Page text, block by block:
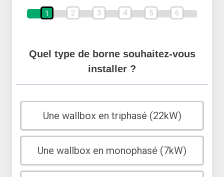
1 2 3 4 5 6
Quel type de borne souhaitez-vous
installer ?
Une wallbox en triphasé (22kW)
Une wallbox en monophasé (7kW)